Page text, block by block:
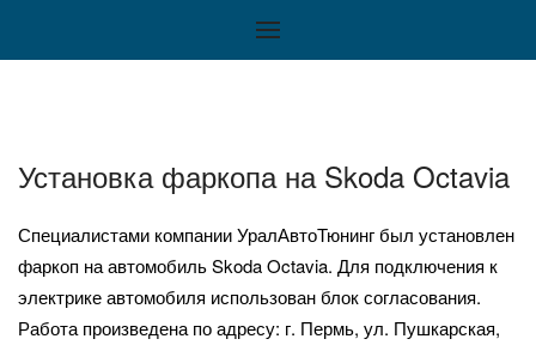
Установка фаркопа на Skoda Octavia
Специалистами компании УралАвтоТюнинг был установлен
фаркоп на автомобиль Skoda Octavia. Для подключения к
электрике автомобиля использован блок согласования.
Работа произведена по адресу: г. Пермь, ул. Пушкарская,